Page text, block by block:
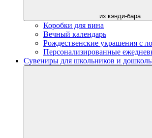
из кэнди-бара
Коробки для вина
Вечный календарь
Рождественские украшения с
Персонализированные
Сувениры для школьников и